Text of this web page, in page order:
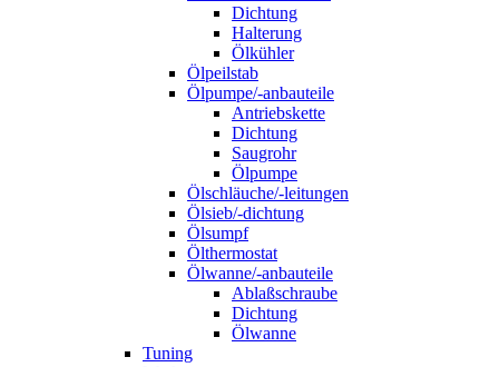
Dichtung
Halterung
Ölkühler
Ölpeilstab
Ölpumpe/-anbauteile
Antriebskette
Dichtung
Saugrohr
Ölpumpe
Ölschläuche/-leitungen
Ölsieb/-dichtung
Ölsumpf
Ölthermostat
Ölwanne/-anbauteile
Ablaßschraube
Dichtung
Ölwanne
Tuning